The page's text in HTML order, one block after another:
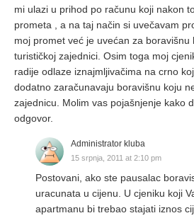
mi ulazi u prihod po računu koji nakon
prometa , a na taj način si uvečavam
moj promet već je uvećan za
turističkoj zajednici. Osim toga moj
radije odlaze iznajmljivačima na crno
dodatno zaračunavaju boravišnu koju
zajednicu. Molim vas pojašnjenje kako
odgovor.
Administrator kluba
15 srpnja, 2011 at 2:10 pm
Postovani, ako ste pausalac
uracunata u cijenu. U cjeniku koji
apartmanu bi trebao stajati iznos